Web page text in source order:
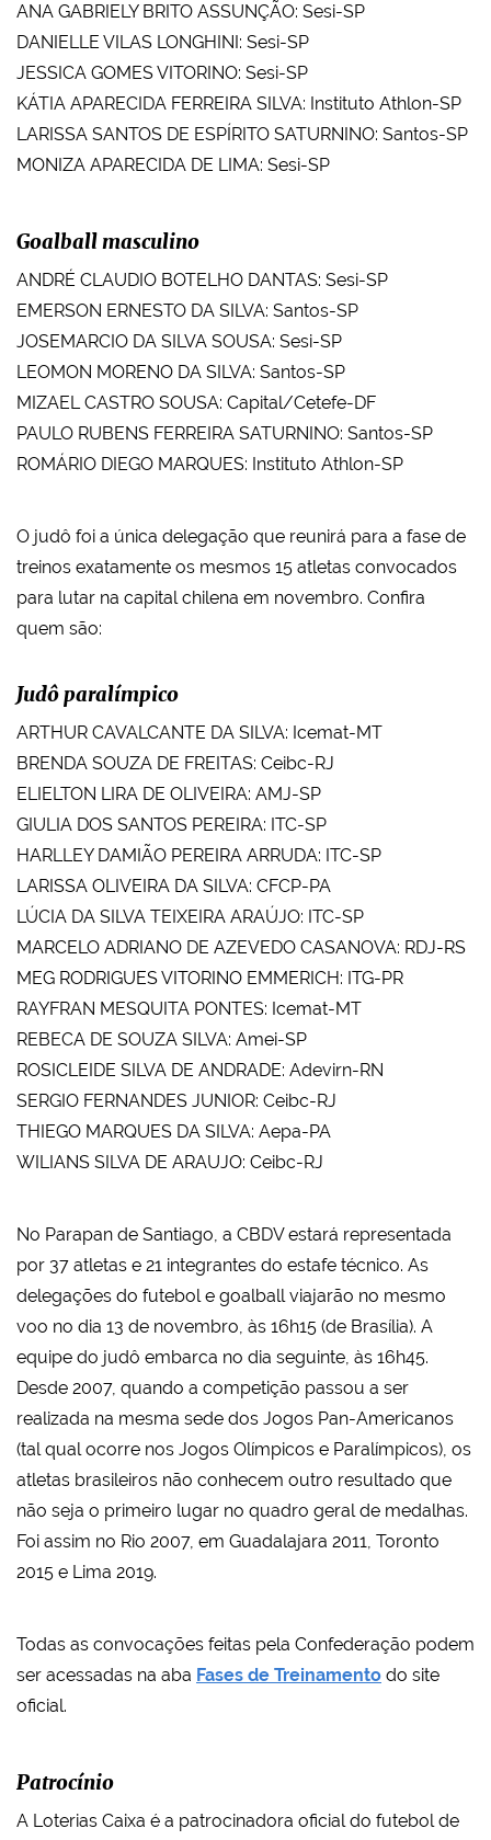
ANA GABRIELY BRITO ASSUNÇÃO: Sesi-SP
DANIELLE VILAS LONGHINI: Sesi-SP
JESSICA GOMES VITORINO: Sesi-SP
KÁTIA APARECIDA FERREIRA SILVA: Instituto Athlon-SP
LARISSA SANTOS DE ESPÍRITO SATURNINO: Santos-SP
MONIZA APARECIDA DE LIMA: Sesi-SP
Goalball masculino
ANDRÉ CLAUDIO BOTELHO DANTAS: Sesi-SP
EMERSON ERNESTO DA SILVA: Santos-SP
JOSEMARCIO DA SILVA SOUSA: Sesi-SP
LEOMON MORENO DA SILVA: Santos-SP
MIZAEL CASTRO SOUSA: Capital/Cetefe-DF
PAULO RUBENS FERREIRA SATURNINO: Santos-SP
ROMÁRIO DIEGO MARQUES: Instituto Athlon-SP
O judô foi a única delegação que reunirá para a fase de
treinos exatamente os mesmos 15 atletas convocados
para lutar na capital chilena em novembro. Confira
quem são:
Judô paralímpico
ARTHUR CAVALCANTE DA SILVA: Icemat-MT
BRENDA SOUZA DE FREITAS: Ceibc-RJ
ELIELTON LIRA DE OLIVEIRA: AMJ-SP
GIULIA DOS SANTOS PEREIRA: ITC-SP
HARLLEY DAMIÃO PEREIRA ARRUDA: ITC-SP
LARISSA OLIVEIRA DA SILVA: CFCP-PA
LÚCIA DA SILVA TEIXEIRA ARAÚJO: ITC-SP
MARCELO ADRIANO DE AZEVEDO CASANOVA: RDJ-RS
MEG RODRIGUES VITORINO EMMERICH: ITG-PR
RAYFRAN MESQUITA PONTES: Icemat-MT
REBECA DE SOUZA SILVA: Amei-SP
ROSICLEIDE SILVA DE ANDRADE: Adevirn-RN
SERGIO FERNANDES JUNIOR: Ceibc-RJ
THIEGO MARQUES DA SILVA: Aepa-PA
WILIANS SILVA DE ARAUJO: Ceibc-RJ
No Parapan de Santiago, a CBDV estará representada
por 37 atletas e 21 integrantes do estafe técnico. As
delegações do futebol e goalball viajarão no mesmo
voo no dia 13 de novembro, às 16h15 (de Brasília). A
equipe do judô embarca no dia seguinte, às 16h45.
Desde 2007, quando a competição passou a ser
realizada na mesma sede dos Jogos Pan-Americanos
(tal qual ocorre nos Jogos Olímpicos e Paralímpicos), os
atletas brasileiros não conhecem outro resultado que
não seja o primeiro lugar no quadro geral de medalhas.
Foi assim no Rio 2007, em Guadalajara 2011, Toronto
2015 e Lima 2019.
Todas as convocações feitas pela Confederação podem
ser acessadas na aba Fases de Treinamento do site
oficial.
Patrocínio
A Loterias Caixa é a patrocinadora oficial do futebol de